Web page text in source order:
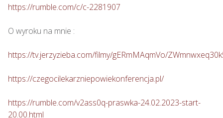
https://rumble.com/c/c-2281907
O wyroku na mnie :
https://tv.jerzyzieba.com/filmy/gERmMAqmVo/
https://czegocilekarzniepowiekonferencja.pl/
https://rumble.com/v2ass0q-praswka-24.02.2023-start-
20.00.html